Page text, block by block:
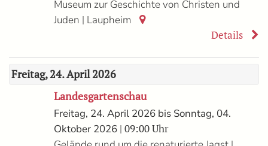
Museum zur Geschichte von Christen und
Juden | Laupheim
Details
Freitag, 24. April 2026
Landesgartenschau
Freitag, 24. April 2026 bis Sonntag, 04.
Oktober 2026 | 09:00 Uhr